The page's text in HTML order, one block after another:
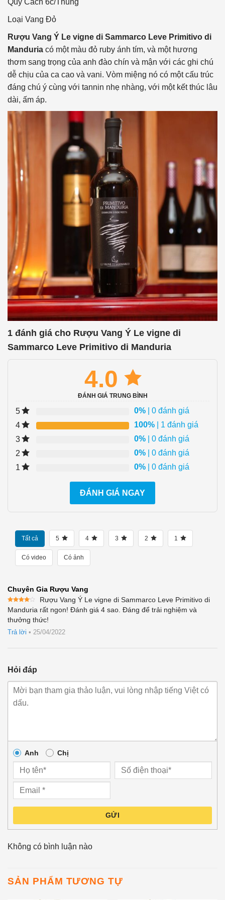
Quy Cách 6c/Thùng
Loại Vang Đỏ
Rượu Vang Ý Le vigne di Sammarco Leve Primitivo di
Manduria có một màu đỏ ruby ​​ánh tím, và một hương
thơm sang trọng của anh đào chín và mận với các ghi chú
dễ chịu của ca cao và vani. Vòm miệng nó có một cấu trúc
đáng chú ý cùng với tannin nhẹ nhàng, với một kết thúc lâu
dài, ấm áp.
1 đánh giá cho Rượu Vang Ý Le vigne di
Sammarco Leve Primitivo di Manduria
4.0
ĐÁNH GIÁ TRUNG BÌNH
5 0% | 0 đánh giá
4
100% | 1 đánh giá
3
0% | 0 đánh giá
2
0% | 0 đánh giá
1
0% | 0 đánh giá
ĐÁNH GIÁ NGAY
Tất cả 5 4 3 2 1
Có video Có ảnh
Chuyên Gia Rượu Vang
Được
xếp
hạng4
Rượu Vang Ý Le vigne di Sammarco Leve Primitivo di
Manduria rất ngon! Đánh giá 4 sao. Đáng để trải nghiệm và
thưởng thức!
Trả lời • 25/04/2022
Hỏi đáp
Anh Chị
GỬI
Không có bình luận nào
SẢN PHẨM TƯƠNG TỰ